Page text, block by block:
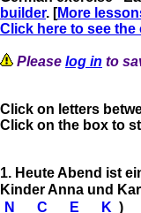
builder. [More
Click here to see
Please log in to
Click on letters
Click on the box to
1. Heute Abend ist
Kinder Anna und
N
C E K )